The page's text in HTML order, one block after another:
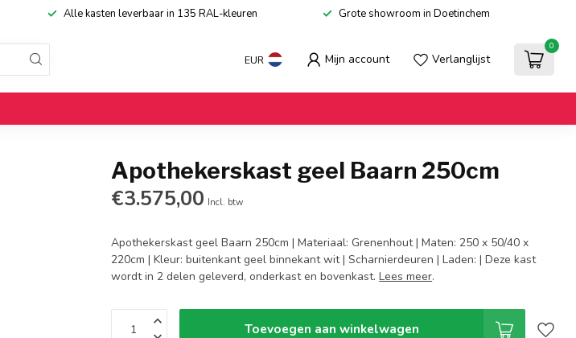
Alle kasten leverbaar in 135 RAL-kleuren Grote showroom in Doetinchem
EUR Mijn account Verlanglijst
0
Apothekerskast geel Baarn 250cm
€3.575,00 Incl. btw
Apothekerskast geel Baarn 250cm | Materiaal: Grenenhout | Maten: 250 x 50/40 x
220cm | Kleur: buitenkant geel binnekant wit | Scharnierdeuren | Laden: | Deze kast
wordt in 2 delen geleverd, onderkast en bovenkast.Lees meer.
Toevoegen aan winkelwagen